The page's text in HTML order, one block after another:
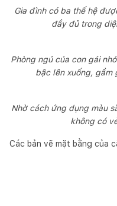
Gia đình có ba thế hệ
đầy đủ trong
Phòng ngủ của con gái
bậc lên xuống, gầm
Nhờ cách ứng dụng màu
không có
Các bản vẽ mặt bằng của